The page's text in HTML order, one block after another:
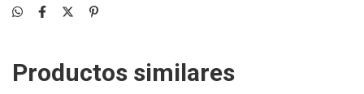
Productos similares